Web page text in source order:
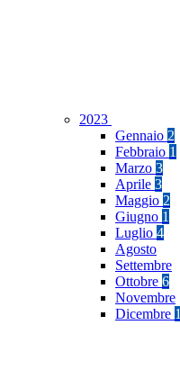
2023
Gennaio 2
Febbraio 1
Marzo 3
Aprile 3
Maggio 2
Giugno 1
Luglio 4
Agosto
Settembre
Ottobre 6
Novembre
Dicembre 1